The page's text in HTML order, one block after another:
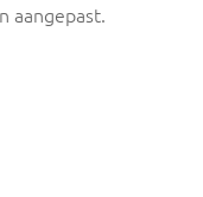
aangepast.